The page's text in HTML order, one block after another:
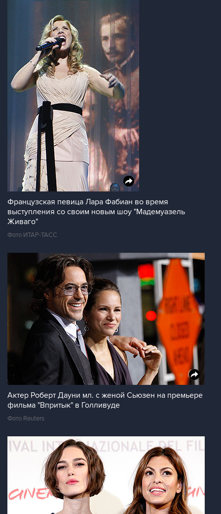
Французская певица Лара Фабиан во время
выступления со своим новым шоу "Мадемуазель
Живаго"
Фото ИТАР-ТАСС
Актер Роберт Дауни мл. с женой Сьюзен на премьере
фильма "Впритык" в Голливуде
Фото Reuters